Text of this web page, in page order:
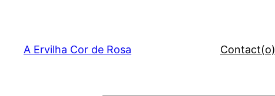
content
A Ervilha Cor de Rosa Contact(o)